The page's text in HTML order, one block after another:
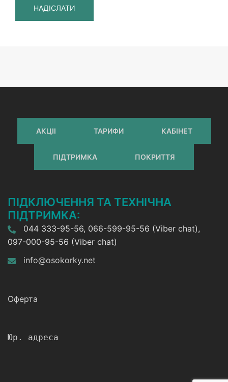
АКЦІІ ТАРИФИ КАБІНЕТ
ПІДТРИМКА ПОКРИТТЯ
ПІДКЛЮЧЕННЯ ТА ТЕХНІЧНА
ПІДТРИМКА:
044 333-95-56, 066-599-95-56 (Viber chat),
097-000-95-56 (Viber chat)
info@osokorky.net
Оферта
Юр. адреса